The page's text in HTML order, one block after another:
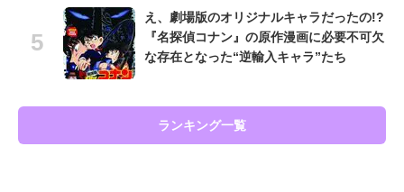
え、劇場版のオリジナルキャラだったの!?
『名探偵コナン』の原作漫画に必要不可欠
な存在となった“逆輸入キャラ”たち
ランキング一覧